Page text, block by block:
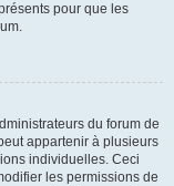
pour que les
du forum de
appartenir à plusieurs
individuelles. Ceci
les permissions de